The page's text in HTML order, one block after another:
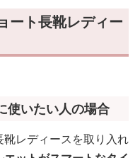
ート長靴レディー
使いたい人の場合
レディースを取り入れ